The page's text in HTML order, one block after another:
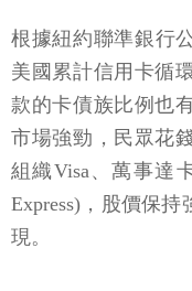
根據紐約聯準銀行
美國累計信用卡循
款的卡債族比例也
市場強勁，民眾花
組織Visa、萬事達
Express)，股價保
現。